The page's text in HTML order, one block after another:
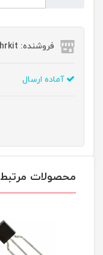
فروشنده: mehrkit/مهرکیت
آماده ارسال
محصولات مرتبط